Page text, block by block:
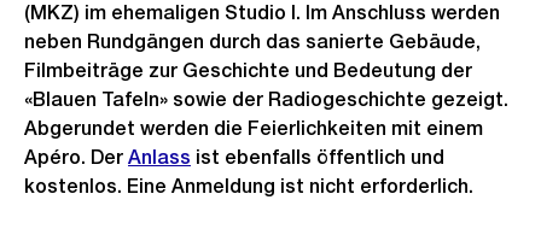
(MKZ) im ehemaligen Studio I. Im Anschluss werden
neben Rundgängen durch das sanierte Gebäude,
Filmbeiträge zur Geschichte und Bedeutung der
«Blauen Tafeln» sowie der Radiogeschichte gezeigt.
Abgerundet werden die Feierlichkeiten mit einem
Apéro. Der Anlass ist ebenfalls öffentlich und
kostenlos. Eine Anmeldung ist nicht erforderlich.